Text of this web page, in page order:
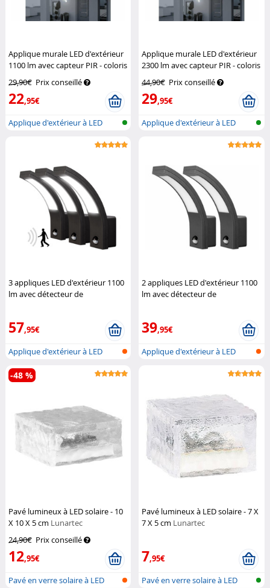
Applique murale LED d'extérieur
1100 lm avec capteur PIR - coloris
29,90€ Prix conseillé
22,95€
Applique d'extérieur à LED
Applique murale LED d'extérieur
2300 lm avec capteur PIR - coloris
44,90€ Prix conseillé
29,95€
Applique d'extérieur à LED
3 appliques LED d'extérieur 1100
lm avec détecteur de
57,95€
Applique d'extérieur à LED
avec dét...
2 appliques LED d'extérieur 1100
lm avec détecteur de
39,95€
Applique d'extérieur à LED
Pavé lumineux à LED solaire - 10
X 10 X 5 cm Lunartec
24,90€ Prix conseillé
12,95€
-48 %
Pavé en verre solaire à LED
Pavé lumineux à LED solaire - 7 X
7 X 5 cm Lunartec
7,95€
Pavé en verre solaire à LED